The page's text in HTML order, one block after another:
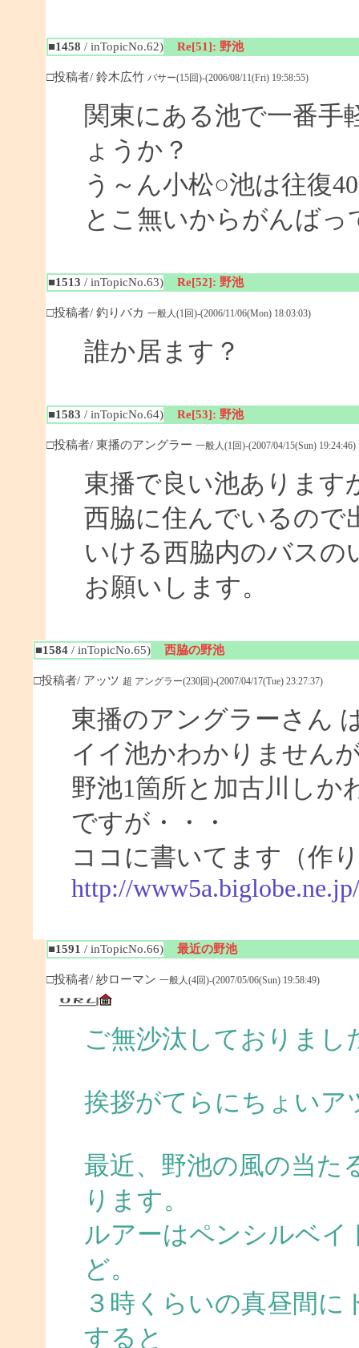
■1458 / inTopicNo.62) Re[51]: 野池
□投稿者/ 鈴木広竹 バサー(15回)-(2006/08/11(Fri) 19:58:55)
関東にある池で一番手
ょうか？
う～ん小松○池は往復
とこ無いからがんば
■1513 / inTopicNo.63) Re[52]: 野池
□投稿者/ 釣りバカ 一般人(1回)-(2006/11/06(Mon) 18:03:03)
誰か居ます？
■1583 / inTopicNo.64) Re[53]: 野池
□投稿者/ 東播のアングラー 一般人(1回)-(2007/04/15(Sun) 19:24:46)
東播で良い池あります
西脇に住んでいるので
いける西脇内のバスの
お願いします。
■1584 / inTopicNo.65) 西脇の野池
□投稿者/ アッツ 超 アングラー(230回)-(2007/04/17(Tue) 23:27:37)
東播のアングラーさん
イイ池かわかりません
野池1箇所と加古川しか
ですが・・・
ココに書いてます（作
http://
■1591 / inTopicNo.66) 最近の野池
□投稿者/ 紗ローマン 一般人(4回)-(2007/05/06(Sun) 19:58:49)
ご無沙汰しておりまし
挨拶がてらにちょいア
最近、野池の風の当た
ります。
ルアーはペンシルベ
ど。
３時くらいの真昼間
すると